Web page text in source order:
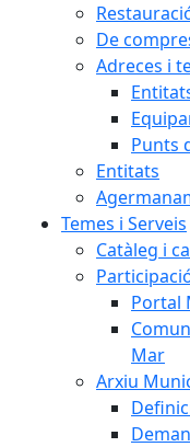
De
Adreces i
Punts
Entitats
Temes i Serveis
Catàleg i
Portal
Mar
Arxiu